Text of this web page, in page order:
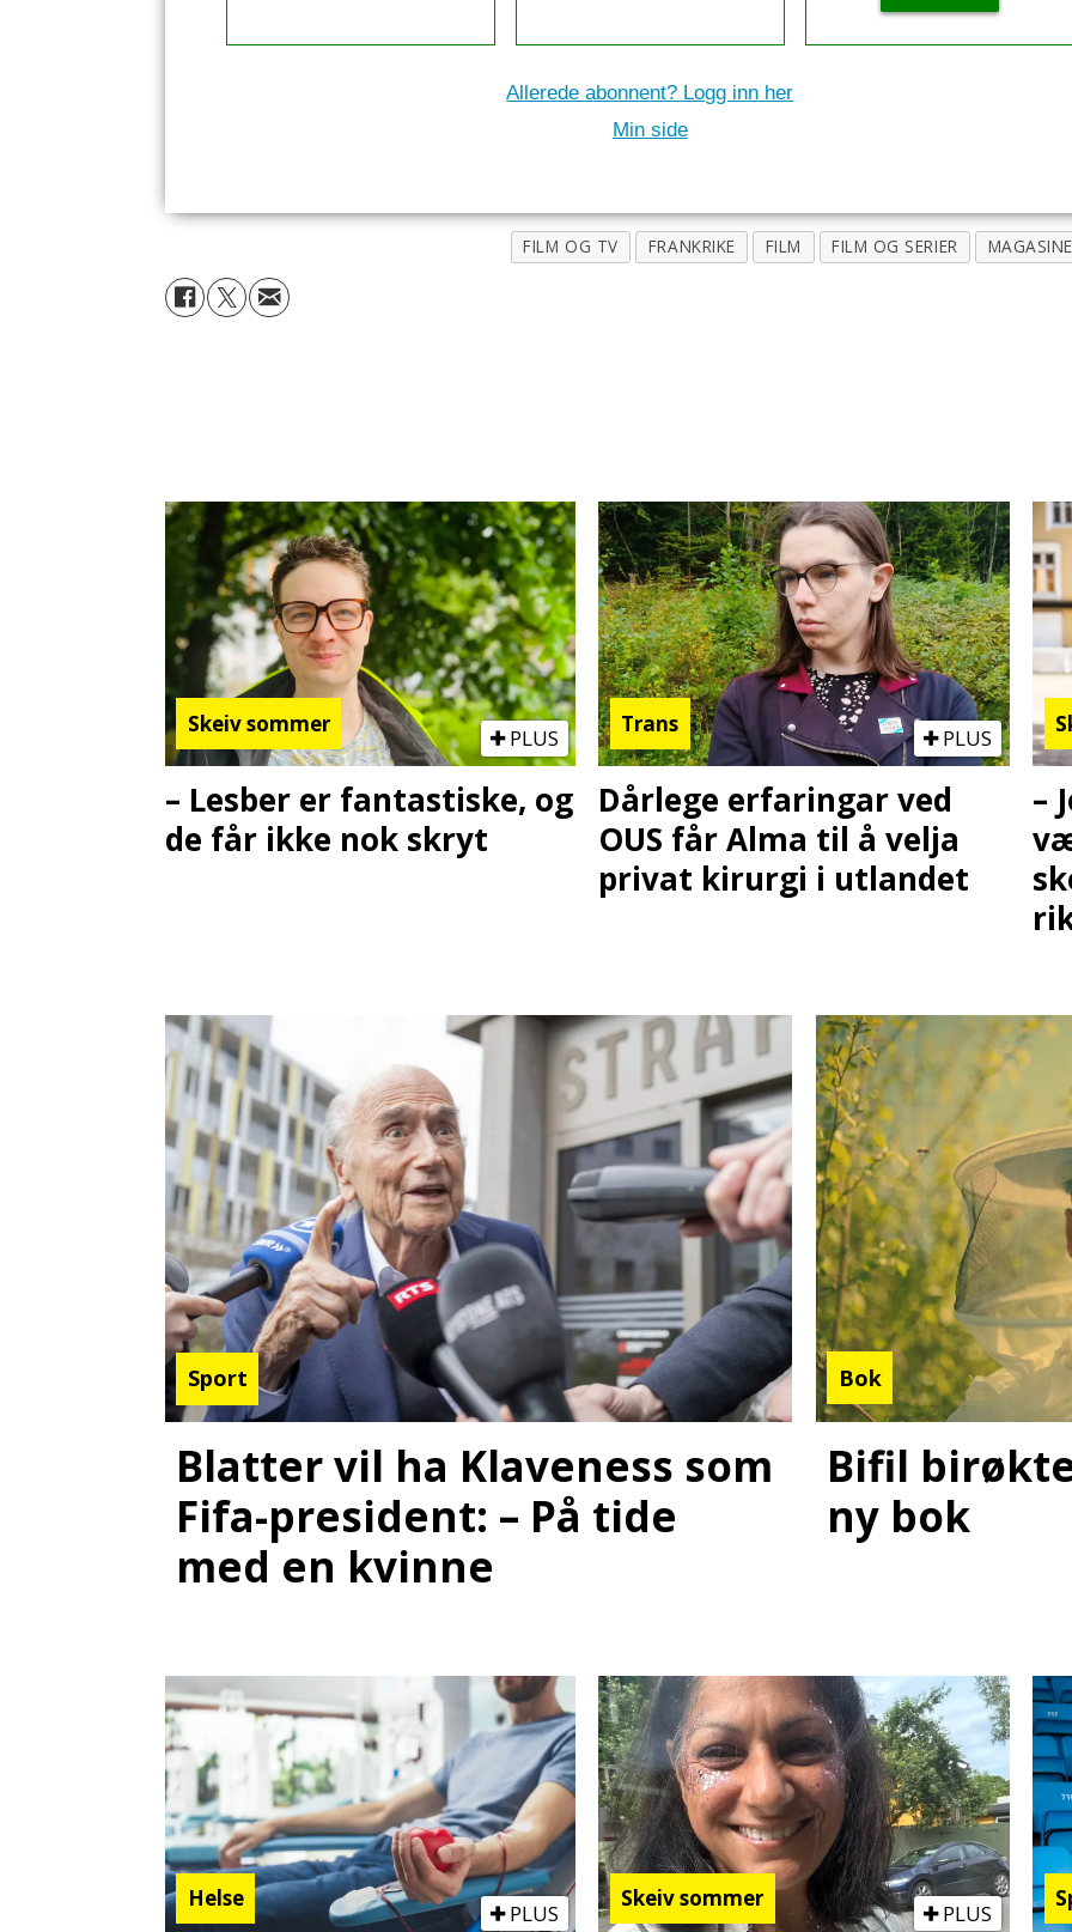
Allerede abonnent? Logg inn her
Min side
FILM OG TV FRANKRIKE FILM FILM OG SERIER
Skeiv sommer
PLUS
– Lesber er fantastiske, og
de får ikke nok skryt
Trans
PLUS
Dårlege erfaringar ved
OUS får Alma til å velja
privat kirurgi i utlandet
–
Sport
Blatter vil ha Klaveness som
Fifa-president: – På tide
med en kvinne
Bok
Bifil
ny bok
Helse
PLUS
Skeiv sommer
PLUS